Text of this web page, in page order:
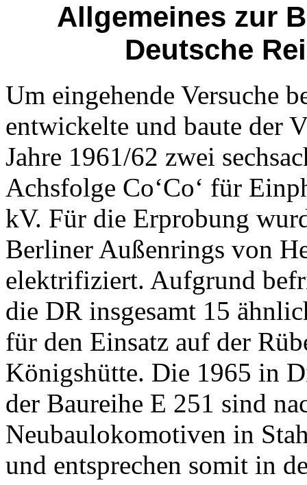
Allgemeines zur
Deutsche
Um eingehende Versuche
entwickelte und baute der
Jahre 1961/62 zwei
Achsfolge Co‘Co‘ für
kV. Für die Erprobung
Berliner Außenrings von
elektrifiziert. Aufgrund
die DR insgesamt 15
für den Einsatz auf der
Königshütte. Die 1965 in
der Baureihe E 251 sind
Neubaulokomotiven in
und entsprechen somit in